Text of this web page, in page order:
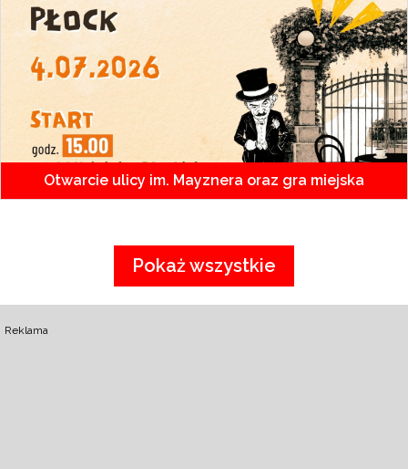
Otwarcie ulicy im. Mayznera oraz gra miejska
Pokaż wszystkie
Reklama